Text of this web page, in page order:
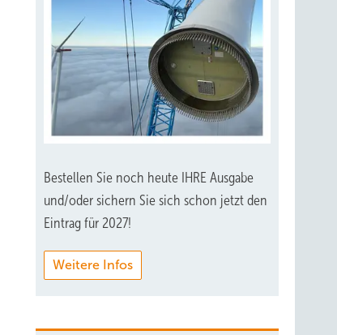
Bestellen Sie noch heute IHRE Ausgabe
und/oder sichern Sie sich schon jetzt den
Eintrag für 2027!
Weitere Infos